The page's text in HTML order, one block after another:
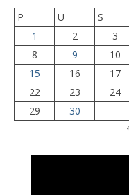
P
U S
1
2 3
8
9 10
15
16 17
22
23 24
29
30